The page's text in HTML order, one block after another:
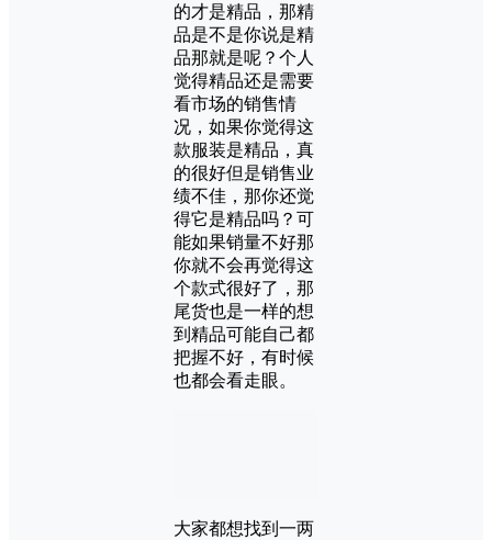
的才是精品，那精
品是不是你说是精
品那就是呢？个人
觉得精品还是需要
看市场的销售情
况，如果你觉得这
款服装是精品，真
的很好但是销售业
绩不佳，那你还觉
得它是精品吗？可
能如果销量不好那
你就不会再觉得这
个款式很好了，那
尾货也是一样的想
到精品可能自己都
把握不好，有时候
也都会看走眼。
大家都想找到一两